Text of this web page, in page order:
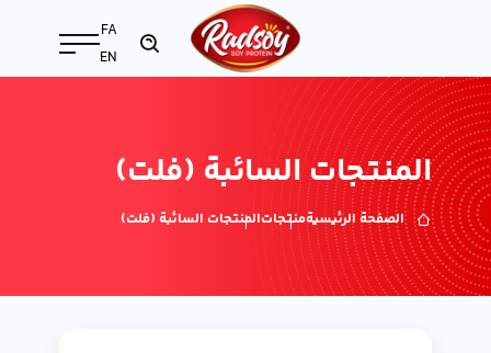
FA
EN
المنتجات السائبة (فلت)
الصفحة الرئيسيةمنتجاتالمنتجات السائبة (فلت)